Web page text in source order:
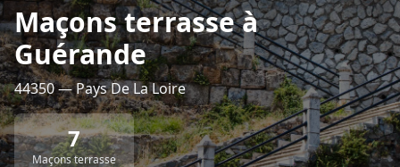
Retour à la liste des métiers
CGU Confidentialité - Service proposé parViteUnDevis.com-Vous
Maçons terrasse à
Guérande
44350 — Pays De La Loire
7
Maçons terrasse